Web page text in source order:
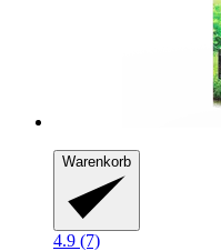
Warenkorb
4.9 (7)